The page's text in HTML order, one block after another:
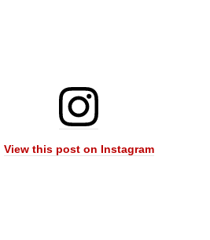
View this post on Instagram